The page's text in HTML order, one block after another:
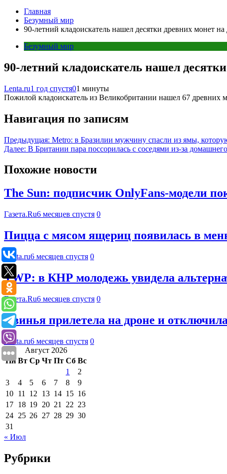
Главная
Безумный мир
90-летний кладоискатель нашел десятки древних монет
Безумный мир
90-летний кладоискатель нашел
Lenta.ru1 год спустя01 минуты
Пожилой кладоискатель из Великобритании нашел 67 древних
Навигация по записям
Предыдущая: Metro: в Бразилии мужчину спасли из ямы,
Далее: В Британии пара поссорилась с соседями из-за
Похожие новости
The Sun: подписчик OnlyFans-модели
Газета.Ru6 месяцев спустя 0
Пицца с мясом ящериц появилась в
Lenta.ru6 месяцев спустя 0
TWP: в КНР молодежь увидела
Газета.Ru6 месяцев спустя 0
Свинья прилетела на дроне и
Lenta.ru6 месяцев спустя 0
Август 2026
Пн Вт Ср Чт Пт Сб Вс
1
2
3
4 5 6 7 8
9
10 11 12 13 14 15 16
17 18 19 20 21 22 23
24 25 26 27 28 29 30
31
« Июл
Рубрики